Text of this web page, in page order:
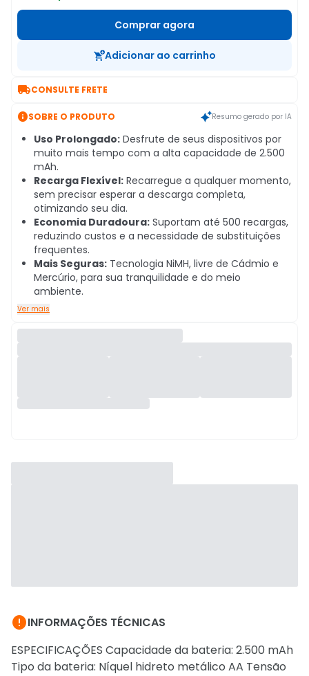
Comprar agora
Adicionar ao carrinho
CONSULTE FRETE
SOBRE O PRODUTO Resumo gerado por IA
Uso Prolongado: Desfrute de seus dispositivos por
muito mais tempo com a alta capacidade de 2.500
mAh.
Recarga Flexível: Recarregue a qualquer momento,
sem precisar esperar a descarga completa,
otimizando seu dia.
Economia Duradoura: Suportam até 500 recargas,
reduzindo custos e a necessidade de substituições
frequentes.
Mais Seguras: Tecnologia NiMH, livre de Cádmio e
Mercúrio, para sua tranquilidade e do meio
ambiente.
Ver mais
INFORMAÇÕES TÉCNICAS
ESPECIFICAÇÕES Capacidade da bateria: 2.500 mAh
Tipo da bateria: Níquel hidreto metálico AA Tensão